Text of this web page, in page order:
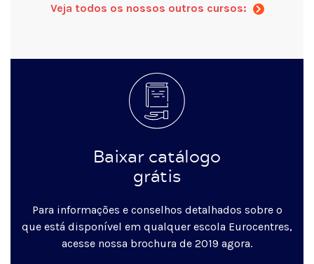
Veja todos os nossos outros cursos:
Baixar catálogo
grátis
Para informações e conselhos detalhados sobre o
que está disponível em qualquer escola Eurocentres,
acesse nossa brochura de 2019 agora.